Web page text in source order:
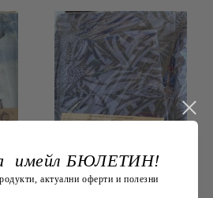
КОМПЛЕКТ ЗА
ЕДИНИЧНО ЛЕГЛО
имейл БЮЛЕТИН!
актуални оферти и полезни